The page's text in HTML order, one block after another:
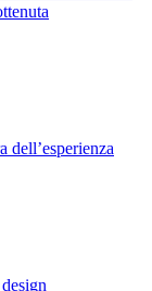
dell’esperienza